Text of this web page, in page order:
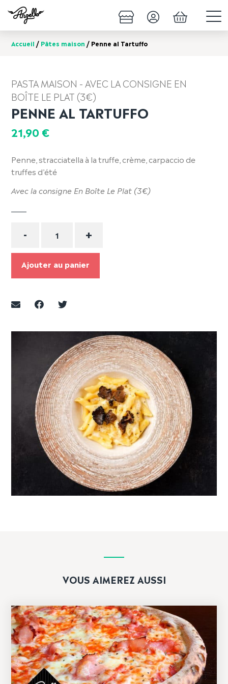
Accueil / Pâtes maison / Penne al Tartuffo
PASTA MAISON - AVEC LA CONSIGNE EN
BOÎTE LE PLAT (3€)
PENNE AL TARTUFFO
21,90 €
Penne, stracciatella à la truffe, crème, carpaccio de
truffes d’été
Avec la consigne En Boîte Le Plat (3€)
- +
Ajouter au panier
VOUS AIMEREZ AUSSI